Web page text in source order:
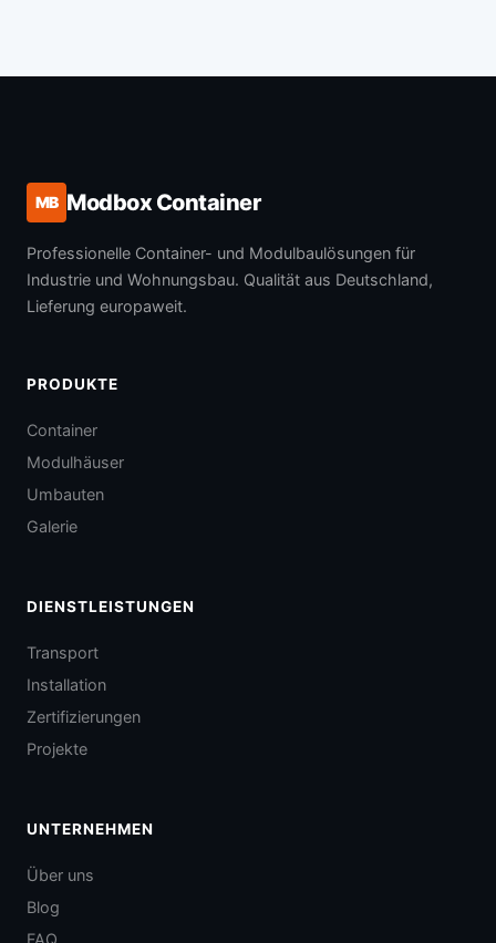
MB Modbox Container
Professionelle Container- und Modulbaulösungen für
Industrie und Wohnungsbau. Qualität aus Deutschland,
Lieferung europaweit.
PRODUKTE
Container
Modulhäuser
Umbauten
Galerie
DIENSTLEISTUNGEN
Transport
Installation
Zertifizierungen
Projekte
UNTERNEHMEN
Über uns
Blog
FAQ